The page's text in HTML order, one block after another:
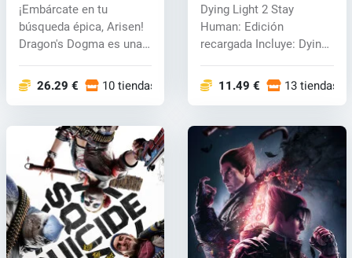
¡Embárcate en tu
búsqueda épica, Arisen!
Dragon's Dogma es una
26.29 € 10 tiendas
Dying Light 2 Stay
Human: Edición
recargada Incluye: Dying
11.49 € 13 tiendas